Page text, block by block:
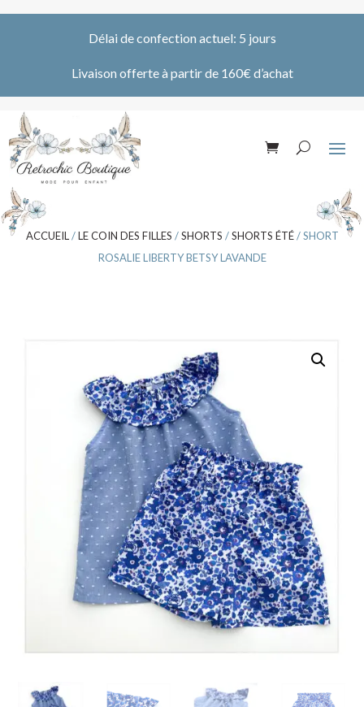
Délai de confection actuel: 5 jours
Livaison offerte à partir de 160€ d’achat
ACCUEIL /LE COIN DES FILLES /SHORTS /SHORTS ÉTÉ/ SHORT
ROSALIE LIBERTY BETSY LAVANDE